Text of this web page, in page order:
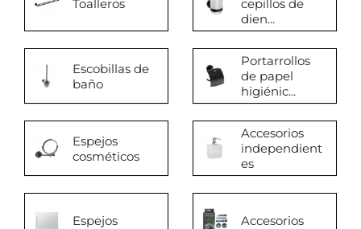
Toalleros
cepillos de
dien...
Escobillas de
baño
Portarrollos
de papel
higiénic...
Espejos
cosméticos
Accesorios
independient
es
Espejos Accesorios